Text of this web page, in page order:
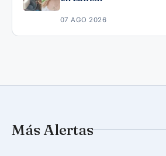
07 AGO 2026
Más Alertas